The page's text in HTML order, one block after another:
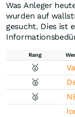
Was Anleger
wurden auf
gesucht. Dies ist
Rang
🥇
🥈
🥉